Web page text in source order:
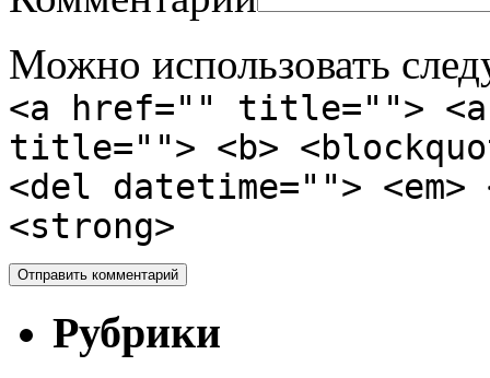
Можно использовать
<a href="" title="">
title=""> <b>
<del datetime="">
<strong>
Рубрики